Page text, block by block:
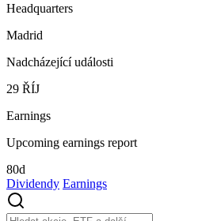
Headquarters
Madrid
Nadcházející události
29 ŘÍJ
Earnings
Upcoming earnings report
80d
Dividendy Earnings